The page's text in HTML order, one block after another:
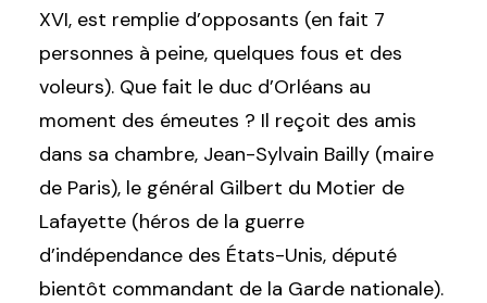
XVI, est remplie d’opposants (en fait 7
personnes à peine, quelques fous et des
voleurs). Que fait le duc d’Orléans au
moment des émeutes ? Il reçoit des amis
dans sa chambre, Jean-Sylvain Bailly (maire
de Paris), le général Gilbert du Motier de
Lafayette (héros de la guerre
d’indépendance des États-Unis, député
bientôt commandant de la Garde nationale).